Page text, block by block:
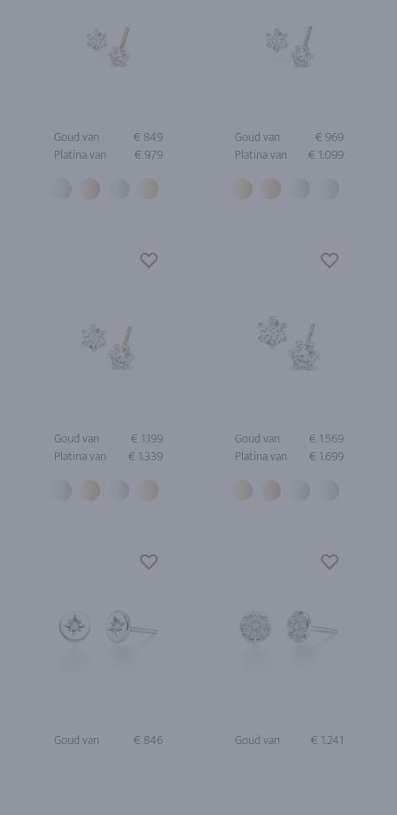
Goud van
€ 849
Platina van
€ 979
Goud van
€ 969
Platina van
€ 1.099
Goud van
€ 1.199
Platina van
€ 1.339
Goud van
€ 1.569
Platina van
€ 1.699
Goud van € 846 Goud van € 1.241